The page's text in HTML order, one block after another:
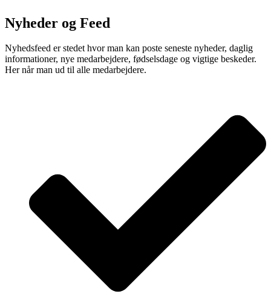
Nyheder og Feed
Nyhedsfeed er stedet hvor man kan poste seneste nyheder, daglig
informationer, nye medarbejdere, fødselsdage og vigtige beskeder.
Her når man ud til alle medarbejdere.